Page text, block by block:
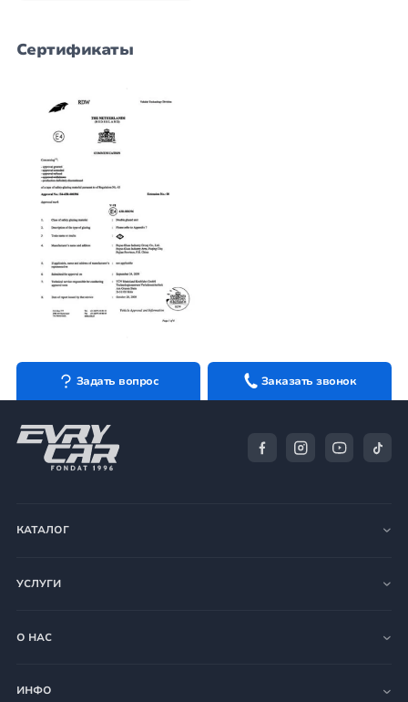
Сертификаты
Задать вопрос Заказать звонок
КАТАЛОГ
УСЛУГИ
О НАС
ИНФО